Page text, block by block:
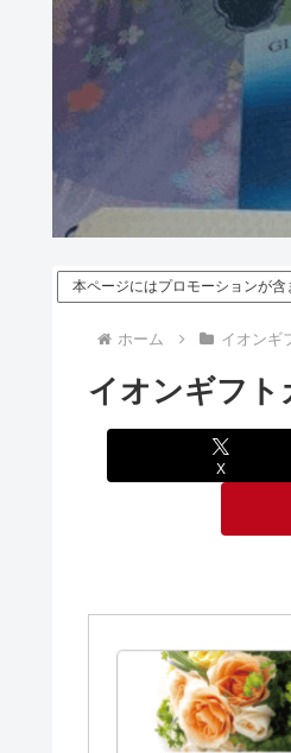
本ページにはプロモーションが含
ホーム イオンギ
イオンギフト
X